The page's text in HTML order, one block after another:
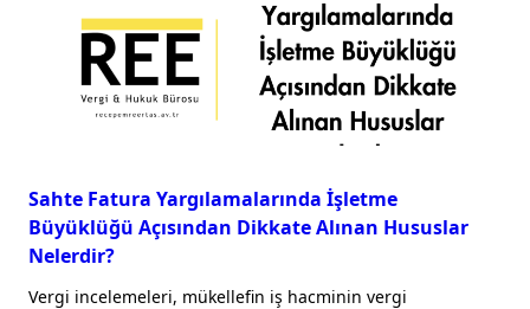
Sahte Fatura Yargılamalarında İşletme
Büyüklüğü Açısından Dikkate Alınan Hususlar
Nelerdir?
Vergi incelemeleri, mükellefin iş hacminin vergi